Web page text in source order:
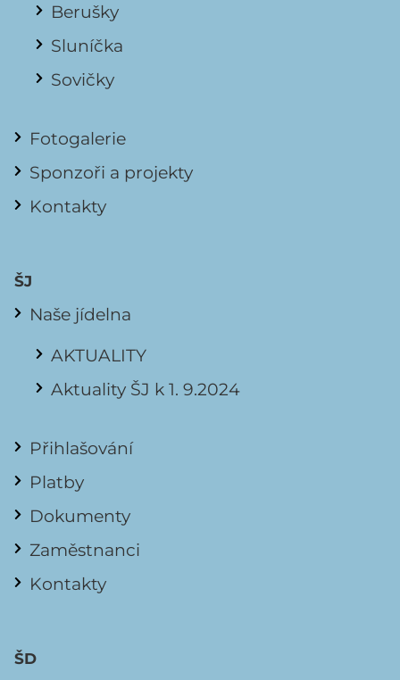
Berušky
Sluníčka
Sovičky
Fotogalerie
Sponzoři a projekty
Kontakty
ŠJ
Naše jídelna
AKTUALITY
Aktuality ŠJ k 1. 9.2024
Přihlašování
Platby
Dokumenty
Zaměstnanci
Kontakty
ŠD